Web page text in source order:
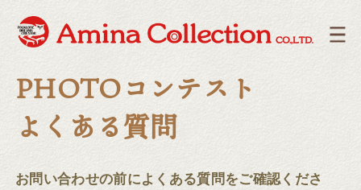
PHOTOコンテスト
よくある質問
お問い合わせの前によくある質問をご確認くださ